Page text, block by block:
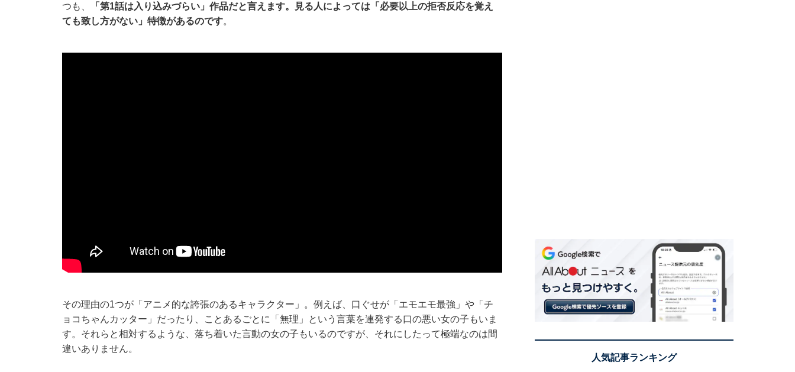
つも、
「第1話は入り込みづらい」作品だと言えます。見る人によっては「必要以上の拒否反応を覚え
ても致し方がない」特徴があるのです。
その理由の1つが「アニメ的な誇張のあるキャラクター」。例えば、口ぐせが「エモエモ最強」や「チ
ョコちゃんカッター」だったり、ことあるごとに「無理」という言葉を連発する口の悪い女の子もいま
す。それらと相対するような、落ち着いた言動の女の子もいるのですが、それにしたって極端なのは間
違いありません。